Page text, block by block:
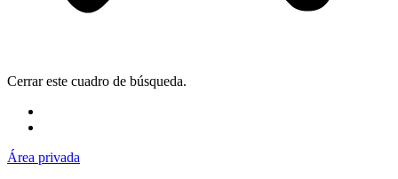
Cerrar este cuadro de búsqueda.
Área privada